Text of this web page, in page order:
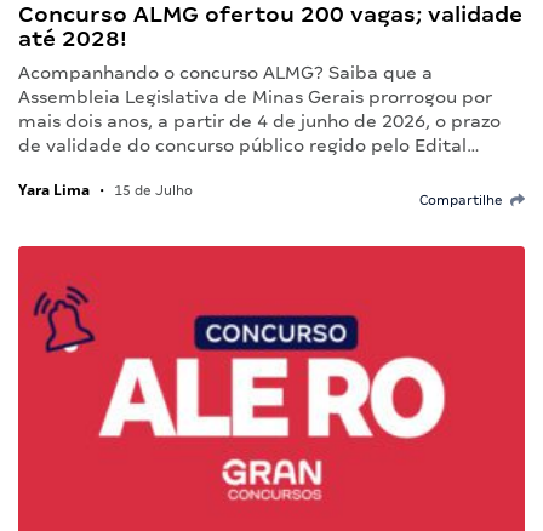
Concurso ALMG ofertou 200 vagas; validade
até 2028!
Acompanhando o concurso ALMG? Saiba que a
Assembleia Legislativa de Minas Gerais prorrogou por
mais dois anos, a partir de 4 de junho de 2026, o prazo
de validade do concurso público regido pelo Edital…
Yara Lima • 15 de Julho
Compartilhe